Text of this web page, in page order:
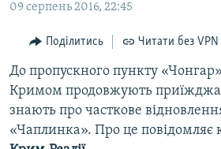
Перейти
пошуку
ПОГЛЯД
ІНТЕРВ'Ю
ВСЕ ЗА ДЕНЬ
СПЕЦПРОЕКТИ
ДЕПОРТАЦІЯ
ЯК ОБІЙТИ БЛОКУВАННЯ
09 серпень 2016, 22:45
Поділитись Читати без VPN
До пропускного пункту
Кримом продовжують
знають про часткове
«Чаплинка». Про це повідомляє